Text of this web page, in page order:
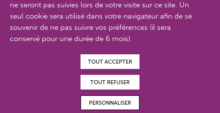
© Proximit Digital 2022
POLITIQUE DE CONFIDENTIALITÉ
CONTACTS
ne seront pas suivies lors de votre visite sur ce site. Un
seul cookie sera utilisé dans votre navigateur afin de se
souvenir de ne pas suivre vos préférences (il sera
conservé pour une durée de 6 mois).
TOUT ACCEPTER
TOUT REFUSER
PERSONNALISER